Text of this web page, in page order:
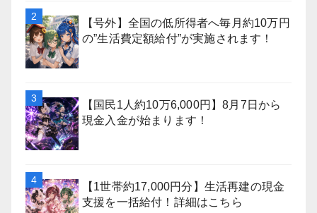
【号外】全国の低所得者へ毎月約10万円
の”生活費定額給付”が実施されます！
【国民1人約10万6,000円】8月7日から
現金入金が始まります！
【1世帯約17,000円分】生活再建の現金
支援を一括給付！詳細はこちら